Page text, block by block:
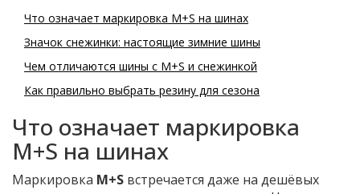
Что означает маркировка M+S на шинах
Значок снежинки: настоящие зимние шины
Чем отличаются шины с M+S и снежинкой
Как правильно выбрать резину для сезона
Что означает маркировка
M+S на шинах
Маркировка M+S встречается даже на дешёвых